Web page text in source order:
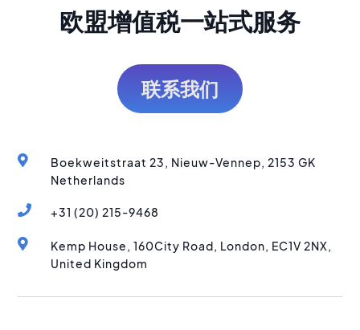
欧盟增值税一站式服务
联系我们
Boekweitstraat 23, Nieuw-Vennep, 2153 GK
Netherlands
+31 (20) 215-9468
Kemp House, 160City Road, London, EC1V 2NX,
United Kingdom